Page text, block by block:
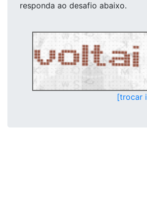
responda ao desafio abaixo.
[trocar